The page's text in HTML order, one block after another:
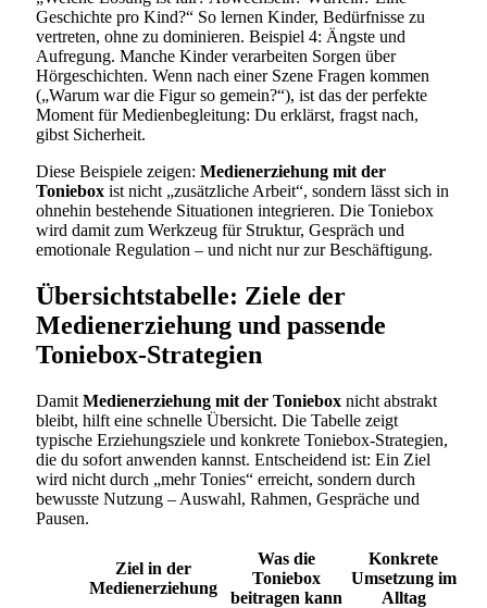
Geschichte pro Kind?“ So lernen Kinder, Bedürfnisse zu
vertreten, ohne zu dominieren. Beispiel 4: Ängste und
Aufregung. Manche Kinder verarbeiten Sorgen über
Hörgeschichten. Wenn nach einer Szene Fragen kommen
(„Warum war die Figur so gemein?“), ist das der perfekte
Moment für Medienbegleitung: Du erklärst, fragst nach,
gibst Sicherheit.
Diese Beispiele zeigen: Medienerziehung mit der
Toniebox ist nicht „zusätzliche Arbeit“, sondern lässt sich in
ohnehin bestehende Situationen integrieren. Die Toniebox
wird damit zum Werkzeug für Struktur, Gespräch und
emotionale Regulation – und nicht nur zur Beschäftigung.
Übersichtstabelle: Ziele der
Medienerziehung und passende
Toniebox-Strategien
Damit Medienerziehung mit der Toniebox nicht abstrakt
bleibt, hilft eine schnelle Übersicht. Die Tabelle zeigt
typische Erziehungsziele und konkrete Toniebox-Strategien,
die du sofort anwenden kannst. Entscheidend ist: Ein Ziel
wird nicht durch „mehr Tonies“ erreicht, sondern durch
bewusste Nutzung – Auswahl, Rahmen, Gespräche und
Pausen.
Ziel in der
Medienerziehung
Was die
Toniebox
beitragen kann
Konkrete
Umsetzung im
Alltag